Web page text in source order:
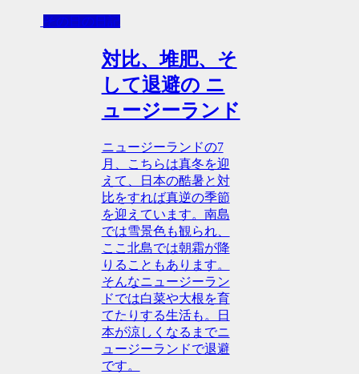
その日の日記
対比、堆肥、そ
して退避の ニ
ュージーランド
ニュージーランドの7
月、こちらは真冬を迎
えて、日本の酷暑と対
比をすれば真逆の季節
を迎えています。南島
では雪景色も観られ、
ここ北島では朝霜が降
りることもあります。
そんなニュージーラン
ドでは白菜や大根を育
てたりする生活も。日
本が涼しくなるまでニ
ュージーランドで退避
です。